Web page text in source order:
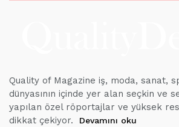
Quality of Magazine iş, moda, sanat,
dünyasının içinde yer alan seçkin ve
yapılan özel röportajlar ve yüksek
dikkat çekiyor.
Devamını oku